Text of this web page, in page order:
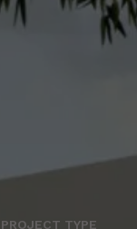
PROJECT TYPE